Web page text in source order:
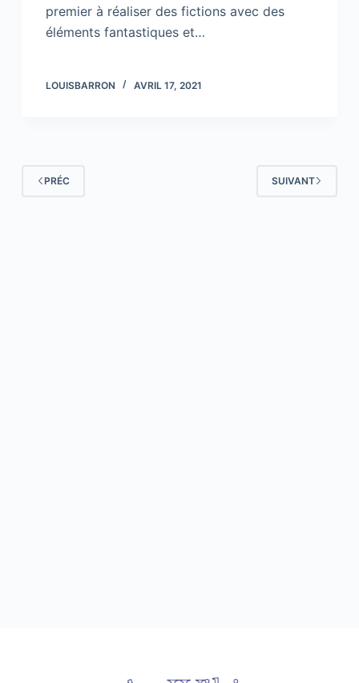
premier à réaliser des fictions avec des
éléments fantastiques et…
LOUISBARRON AVRIL 17, 2021
PRÉC SUIVANT